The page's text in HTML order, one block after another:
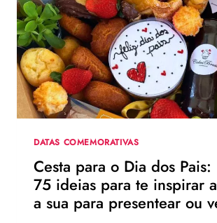
DOS
PAIS?
VEJA
130
FRASES
EMOCIONANTES
PARA
HOMENAGEAR
DATA
DATAS COMEMORATIVAS
Cesta para o Dia dos
75 ideias para te inspirar
a sua para presentear ou